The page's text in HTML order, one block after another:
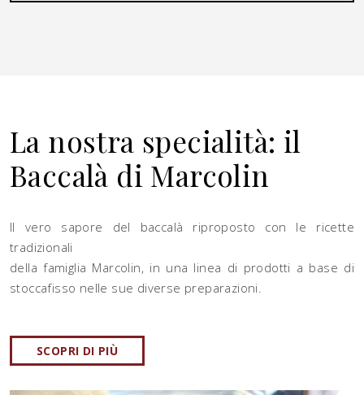
La nostra specialità: il
Baccalà di Marcolin
Il vero sapore del baccalà riproposto con le ricette
tradizionali
della famiglia Marcolin, in una linea di prodotti a base di
stoccafisso nelle sue diverse preparazioni.
SCOPRI DI PIÙ